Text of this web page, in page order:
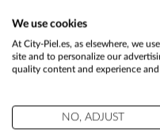
Would you like to be
We use cookies
At City-Piel.es, as elsewhere, we
site and to personalize our
quality content and experience
NO, ADJUST